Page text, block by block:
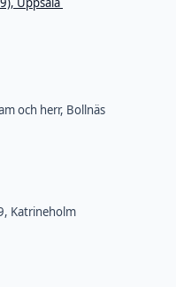
och herr, Bollnäs
Katrineholm